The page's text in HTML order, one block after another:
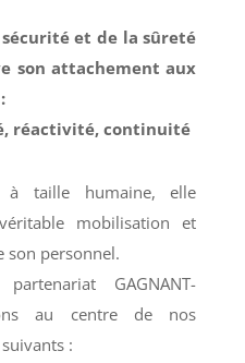
et de la sûreté
son attachement aux
réactivité, continuité
à taille humaine, elle
mobilisation et
son personnel.
GAGNANT-
au centre de nos
: